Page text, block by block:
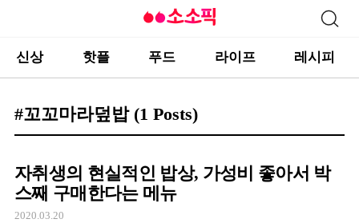
신상 핫플 푸드 라이프 레시피
#꼬꼬마라덮밥 (1 Posts)
자취생의 현실적인 밥상, 가성비 좋아서 박
스째 구매한다는 메뉴
2020.03.20